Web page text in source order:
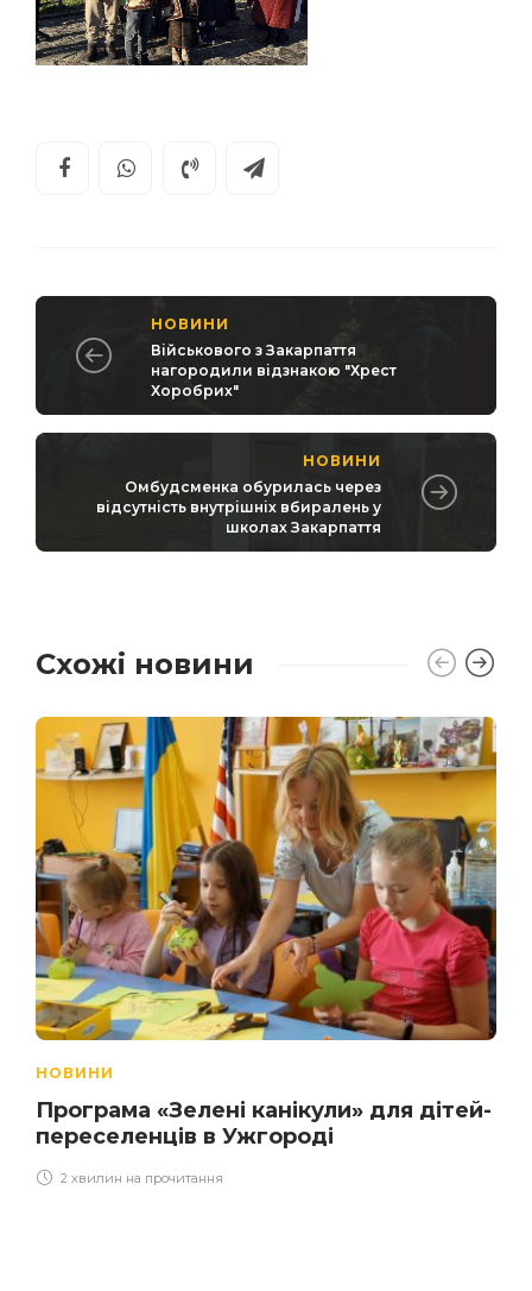
НОВИНИ
Військового з Закарпаття
нагородили відзнакою "Хрест
Хоробрих"
НОВИНИ
Омбудсменка обурилась через
відсутність внутрішніх вбиралень у
школах Закарпаття
Схожі новини
НОВИНИ
Програма «Зелені канікули» для дітей-
переселенців в Ужгороді
2 хвилин на прочитання